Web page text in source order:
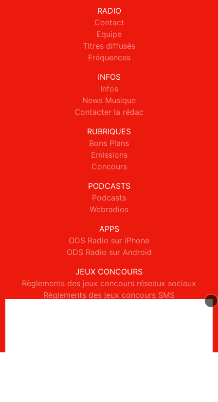
RADIO
Contact
Equipe
Titres diffusés
Fréquences
INFOS
Infos
News Musique
Contacter la rédac
RUBRIQUES
Bons Plans
Emissions
Concours
PODCASTS
Podcasts
Webradios
APPS
ODS Radio sur iPhone
ODS Radio sur Android
JEUX CONCOURS
Règlements des jeux concours réseaux sociaux
Règlements des jeux concours SMS